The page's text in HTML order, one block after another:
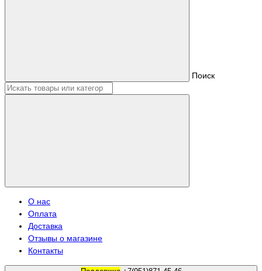
Поиск
О нас
Оплата
Доставка
Отзывы о магазине
Контакты